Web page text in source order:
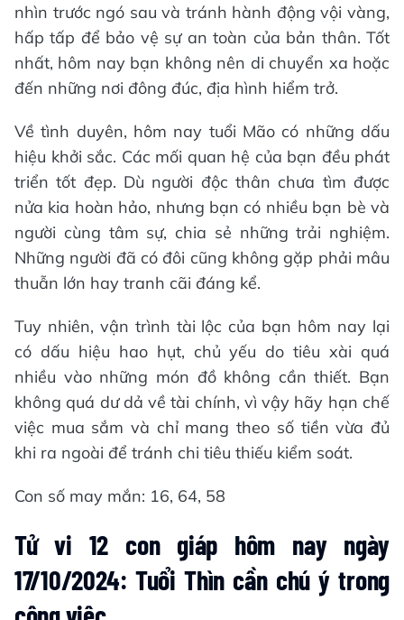
nhìn trước ngó sau và tránh hành động vội vàng,
hấp tấp để bảo vệ sự an toàn của bản thân. Tốt
nhất, hôm nay bạn không nên di chuyển xa hoặc
đến những nơi đông đúc, địa hình hiểm trở.
Về tình duyên, hôm nay tuổi Mão có những dấu
hiệu khởi sắc. Các mối quan hệ của bạn đều phát
triển tốt đẹp. Dù người độc thân chưa tìm được
nửa kia hoàn hảo, nhưng bạn có nhiều bạn bè và
người cùng tâm sự, chia sẻ những trải nghiệm.
Những người đã có đôi cũng không gặp phải mâu
thuẫn lớn hay tranh cãi đáng kể.
Tuy nhiên, vận trình tài lộc của bạn hôm nay lại
có dấu hiệu hao hụt, chủ yếu do tiêu xài quá
nhiều vào những món đồ không cần thiết. Bạn
không quá dư dả về tài chính, vì vậy hãy hạn chế
việc mua sắm và chỉ mang theo số tiền vừa đủ
khi ra ngoài để tránh chi tiêu thiếu kiểm soát.
Con số may mắn: 16, 64, 58
Tử vi 12 con giáp hôm nay ngày
17/10/2024: Tuổi Thìn cần chú ý trong